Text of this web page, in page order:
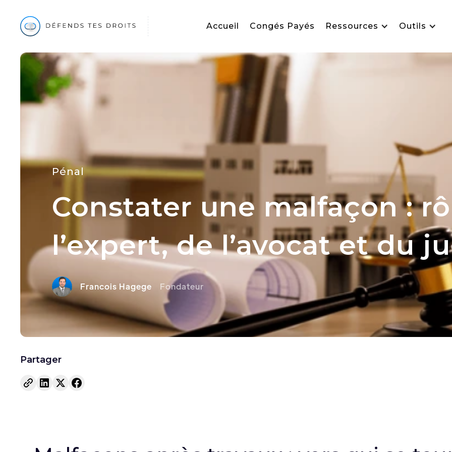
Accueil Congés Payés Ressources Outils
Pénal
Constater une malfaçon :
l’expert, de l’avocat et du
Francois Hagege Fondateur
Partager